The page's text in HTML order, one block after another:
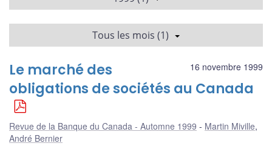
Tous les mois (1)
16 novembre 1999
Le marché des
obligations de sociétés au Canada
Revue de la Banque du Canada - Automne 1999 Martin Miville,
André Bernier